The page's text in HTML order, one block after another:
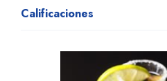
Calificaciones